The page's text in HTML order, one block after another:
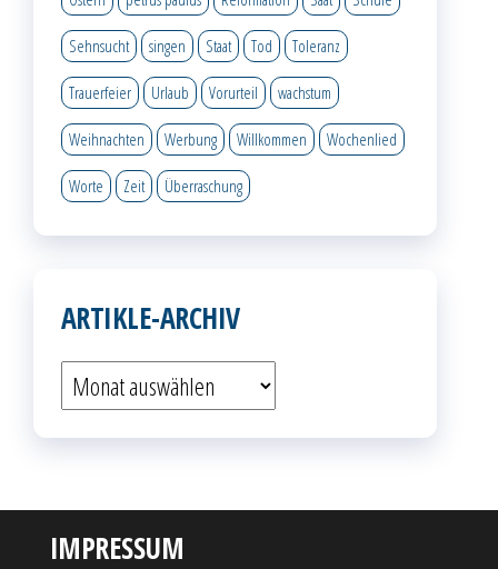
Sehnsucht singen Staat Tod Toleranz
Trauerfeier Urlaub Vorurteil wachstum
Weihnachten Werbung Willkommen Wochenlied
Worte Zeit Überraschung
ARTIKLE-ARCHIV
Artikle-
IMPRESSUM